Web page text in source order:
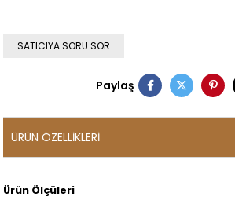
SATICIYA SORU SOR
Paylaş
ÜRÜN ÖZELLIKLERI
Ürün Ölçüleri